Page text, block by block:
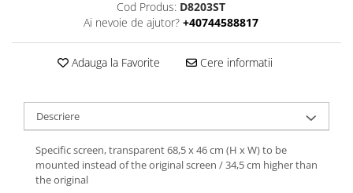
Cod Produs: D8203ST
Ai nevoie de ajutor? +40744588817
Adauga la Favorite Cere informatii
Descriere
Specific screen, transparent 68,5 x 46 cm (H x W) to be
mounted instead of the original screen / 34,5 cm higher than
the original